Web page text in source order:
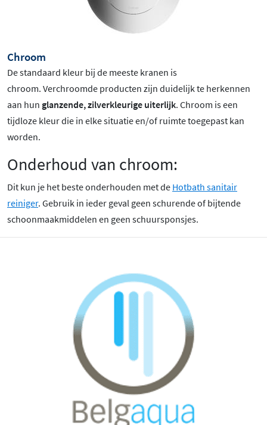
Chroom
De standaard kleur bij de meeste kranen is
chroom. Verchroomde producten zijn duidelijk te herkennen
aan hun glanzende, zilverkleurige uiterlijk. Chroom is een
tijdloze kleur die in elke situatie en/of ruimte toegepast kan
worden.
Onderhoud van chroom:
Dit kun je het beste onderhouden met de Hotbath sanitair
reiniger. Gebruik in ieder geval geen schurende of bijtende
schoonmaakmiddelen en geen schuursponsjes.